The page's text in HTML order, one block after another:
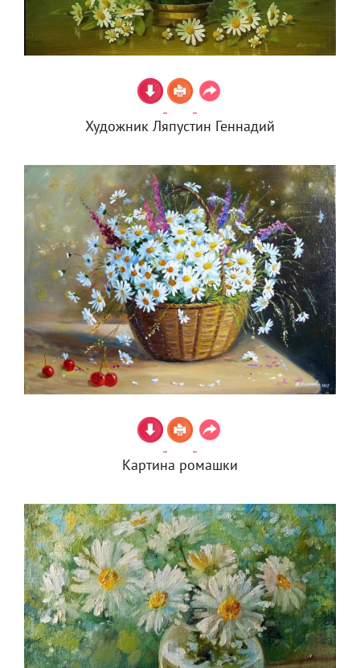
Художник Ляпустин Геннадий
Картина ромашки